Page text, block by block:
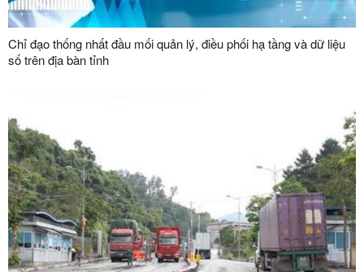
Chỉ đạo thống nhất đầu mối quản lý, điều phối hạ tầng và dữ liệu
số trên địa bàn tỉnh